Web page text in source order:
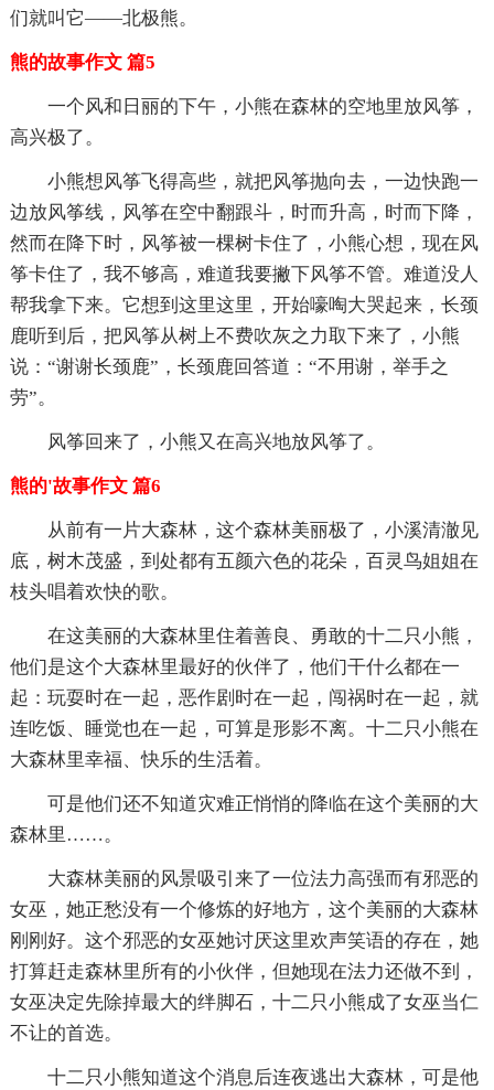
们就叫它——北极熊。
熊的故事作文 篇5
一个风和日丽的下午，小熊在森林的空地里放风筝，
高兴极了。
小熊想风筝飞得高些，就把风筝抛向去，一边快跑一
边放风筝线，风筝在空中翻跟斗，时而升高，时而下降，
然而在降下时，风筝被一棵树卡住了，小熊心想，现在风
筝卡住了，我不够高，难道我要撇下风筝不管。难道没人
帮我拿下来。它想到这里这里，开始嚎啕大哭起来，长颈
鹿听到后，把风筝从树上不费吹灰之力取下来了，小熊
说：“谢谢长颈鹿”，长颈鹿回答道：“不用谢，举手之
劳”。
风筝回来了，小熊又在高兴地放风筝了。
熊的'故事作文 篇6
从前有一片大森林，这个森林美丽极了，小溪清澈见
底，树木茂盛，到处都有五颜六色的花朵，百灵鸟姐姐在
枝头唱着欢快的歌。
在这美丽的大森林里住着善良、勇敢的十二只小熊，
他们是这个大森林里最好的伙伴了，他们干什么都在一
起：玩耍时在一起，恶作剧时在一起，闯祸时在一起，就
连吃饭、睡觉也在一起，可算是形影不离。十二只小熊在
大森林里幸福、快乐的生活着。
可是他们还不知道灾难正悄悄的降临在这个美丽的大
森林里……。
大森林美丽的风景吸引来了一位法力高强而有邪恶的
女巫，她正愁没有一个修炼的好地方，这个美丽的大森林
刚刚好。这个邪恶的女巫她讨厌这里欢声笑语的存在，她
打算赶走森林里所有的小伙伴，但她现在法力还做不到，
女巫决定先除掉最大的绊脚石，十二只小熊成了女巫当仁
不让的首选。
十二只小熊知道这个消息后连夜逃出大森林，可是他